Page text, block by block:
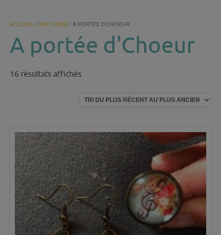
ACCUEIL / PAR THÈME/ A PORTÉE D'CHOEUR
A portée d'Choeur
16 résultats affichésTrié
plus
plus
ancien